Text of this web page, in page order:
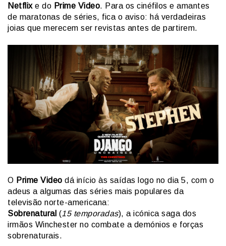
Netflixe do Prime Video. Para os cinéfilos e amantes
de maratonas de séries, fica o aviso: há verdadeiras
joias que merecem ser revistas antes de partirem.
O Prime Video dá início às saídas logo no dia 5, com o
adeus a algumas das séries mais populares da
televisão norte-americana:
Sobrenatural (15 temporadas), a icónica saga dos
irmãos Winchester no combate a demónios e forças
sobrenaturais.